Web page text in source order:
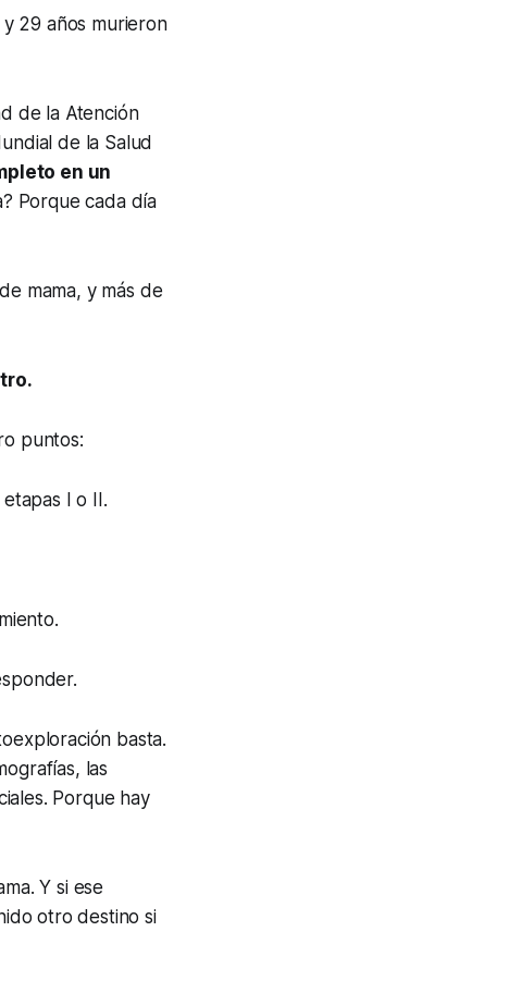
29 años murieron
de la Atención
de la Salud
en un
Porque cada día
mama, y más de
puntos:
I o II.
basta.
las
Porque hay
Y si ese
otro destino si